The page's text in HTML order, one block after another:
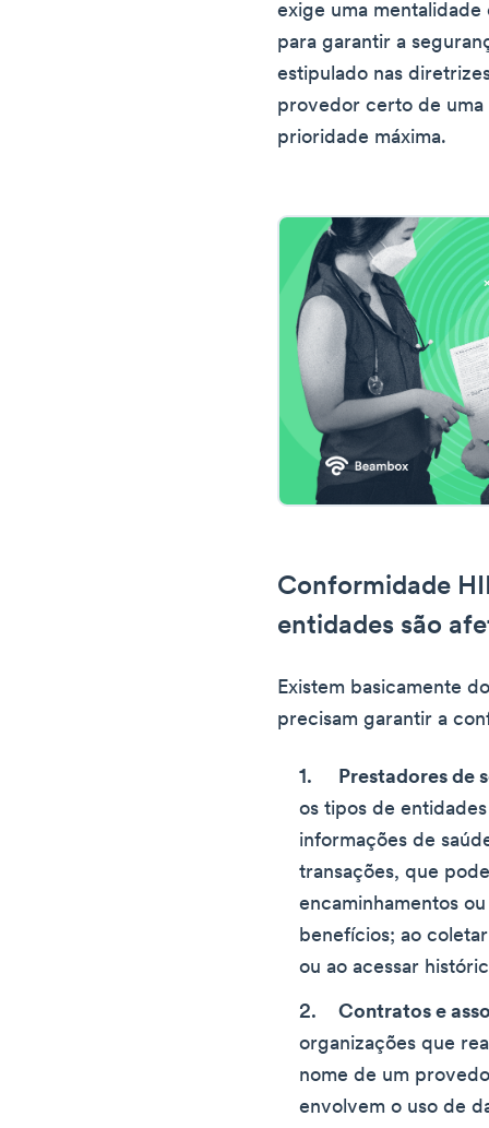
exige uma
para garantir a
estipulado nas
provedor certo de uma
prioridade máxima.
Conformidade
entidades são
Existem basicamente
precisam garantir a
Prestadores de
os tipos de
informações de
transações, que
encaminhamentos
benefícios; ao
ou ao acessar
Contratos e
organizações que
nome de um
envolvem o uso de